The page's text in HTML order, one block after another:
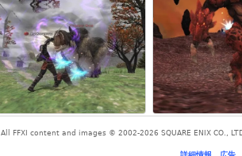
All FFXI content and images © 2002-2026 SQUARE ENIX CO.,